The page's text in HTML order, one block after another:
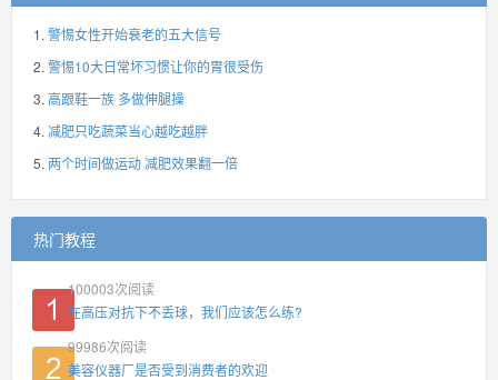
警惕女性开始衰老的五大信号
警惕10大日常坏习惯让你的胃很受伤
高跟鞋一族 多做伸腿操
减肥只吃蔬菜当心越吃越胖
两个时间做运动 减肥效果翻一倍
热门教程
100003次阅读
在高压对抗下不丢球，我们应该怎么练?
99986次阅读
美容仪器厂是否受到消费者的欢迎